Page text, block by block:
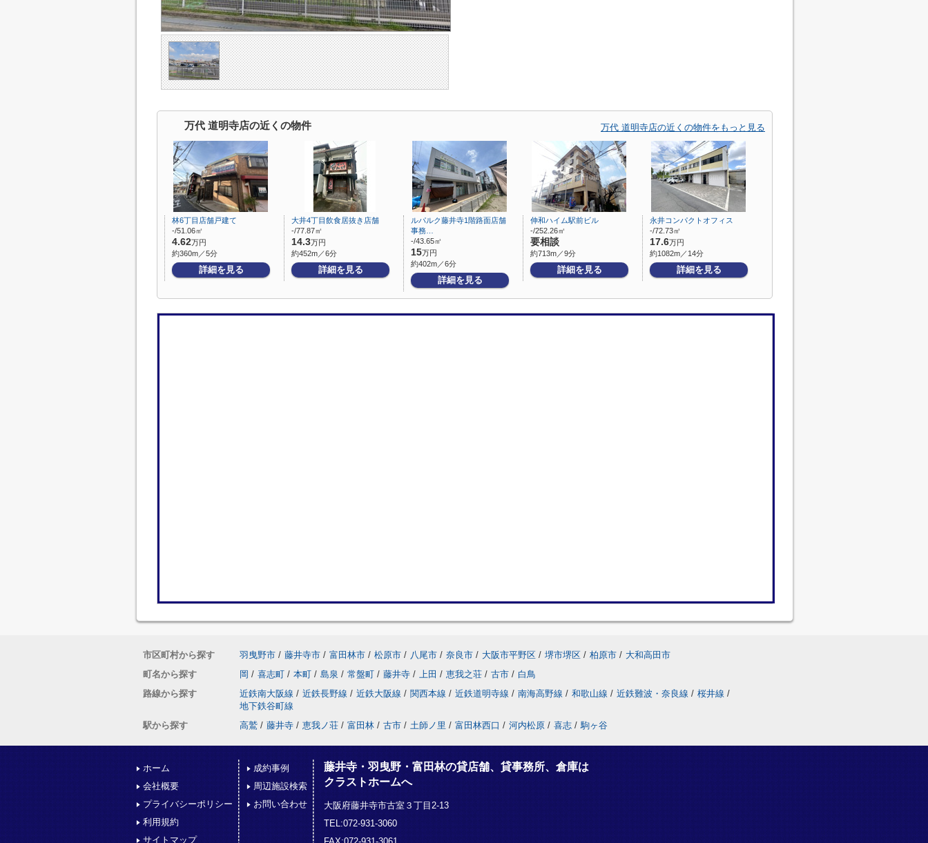
万代 道明寺店の近くの物件 万代 道明寺店の近くの物件をもっと見る
林6丁目店舗戸建て
-/51.06㎡
4.62万円
約360m／5分
詳細を見る
大井4丁目飲食居抜き店舗
-/77.87㎡
14.3万円
約452m／6分
詳細を見る
ルパルク藤井寺1階路面店舗
事務…
-/43.65㎡
15万円
約402m／6分
詳細を見る
伸和ハイム駅前ビル
-/252.26㎡
要相談
約713m／9分
詳細を見る
永井コンパクトオフィス
-/72.73㎡
17.6万円
約1082m／14分
詳細を見る
市区町村から探す 羽曳野市 / 藤井寺市 / 富田林市 / 松原市 / 八尾市 / 奈良市 / 大阪市平野区 / 堺市堺区 / 柏原市 / 大和高田市
町名から探す
岡 / 喜志町 / 本町 / 島泉 / 常盤町 / 藤井寺 / 上田 / 恵我之荘 / 古市 / 白鳥
路線から探す
近鉄南大阪線 / 近鉄長野線 / 近鉄大阪線 / 関西本線 / 近鉄道明寺線 / 南海高野線 / 和歌山線 / 近鉄難波・奈良線 / 桜井線 /
地下鉄谷町線
駅から探す
高鷲 / 藤井寺 / 恵我ノ荘 / 富田林 / 古市 / 土師ノ里 / 富田林西口 / 河内松原 / 喜志 / 駒ヶ谷
ホーム
会社概要
プライバシーポリシー
利用規約
サイトマップ
成約事例
周辺施設検索
お問い合わせ
藤井寺・羽曳野・富田林の貸店舗、貸事務所、倉庫は
クラストホームへ
大阪府藤井寺市古室３丁目2-13
TEL:072-931-3060